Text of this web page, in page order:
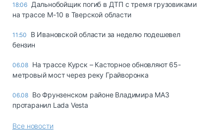
18:06 Дальнобойщик погиб в ДТП с тремя грузовиками
на трассе М-10 в Тверской области
11:50
В Ивановской области за неделю подешевел
бензин
06.08 На трассе Курск – Касторное обновляют 65-
метровый мост через реку Грайворонка
06.08 Во Фрунзенском районе Владимира МАЗ
протаранил Lada Vesta
Все новости